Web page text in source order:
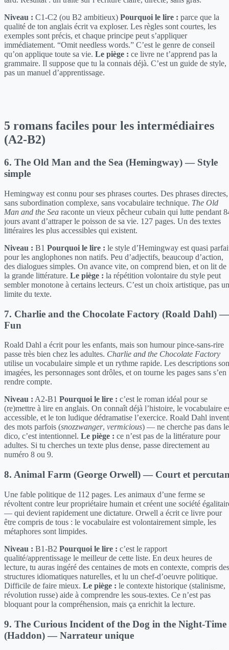
Niveau : C1-C2 (ou B2 ambitieux) Pourquoi le lire : parce que la
qualité de ton anglais écrit va exploser. Les règles sont courtes, les
exemples sont précis, et chaque principe peut s’appliquer
immédiatement. “Omit needless words.” C’est le genre de conseil
qu’on applique toute sa vie. Le piège : ce livre ne t’apprend pas la
grammaire. Il suppose que tu la connais déjà. C’est un guide de style,
pas un manuel d’apprentissage.
5 romans faciles pour les intermédiaires
(A2-B2)
6. The Old Man and the Sea (Hemingway) — Style
simple
Hemingway est connu pour ses phrases courtes. Des phrases directes,
sans subordination complexe, sans vocabulaire technique. The Old
Man and the Sea raconte un vieux pêcheur cubain qui lutte pendant
jours avant d’attraper le poisson de sa vie. 127 pages. Un des textes
littéraires les plus accessibles qui existent.
Niveau : B1 Pourquoi le lire : le style d’Hemingway est quasi
pour les anglophones non natifs. Peu d’adjectifs, beaucoup d’action,
des dialogues simples. On avance vite, on comprend bien, et on lit de
la grande littérature. Le piège : la répétition volontaire du style peut
sembler monotone à certains lecteurs. C’est un choix artistique, pas
limite du texte.
7. Charlie and the Chocolate Factory (Roald Dahl) —
Fun
Roald Dahl a écrit pour les enfants, mais son humour pince-sans-rire
passe très bien chez les adultes. Charlie and the Chocolate Factory
utilise un vocabulaire simple et un rythme rapide. Les descriptions
imagées, les personnages sont drôles, et on tourne les pages sans s’en
rendre compte.
Niveau : A2-B1 Pourquoi le lire : c’est le roman idéal pour se
(re)mettre à lire en anglais. On connaît déjà l’histoire, le vocabulaire
accessible, et le ton ludique dédramatise l’exercice. Roald Dahl
des mots parfois (snozzwanger, vermicious) — ne cherche pas dans le
dico, c’est intentionnel. Le piège : ce n’est pas de la littérature pour
adultes. Si tu cherches un texte plus dense, passe directement au
numéro 8 ou 9.
8. Animal Farm (George Orwell) — Court et
Une fable politique de 112 pages. Les animaux d’une ferme se
révoltent contre leur propriétaire humain et créent une société
— qui devient rapidement une dictature. Orwell a écrit ce livre pour
être compris de tous : le vocabulaire est volontairement simple, les
métaphores sont limpides.
Niveau : B1-B2 Pourquoi le lire : c’est le rapport
qualité/apprentissage le meilleur de cette liste. En deux heures de
lecture, tu auras ingéré des centaines de mots en contexte, compris des
structures idiomatiques naturelles, et lu un chef-d’oeuvre politique.
Difficile de faire mieux. Le piège : le contexte historique (stalinisme,
révolution russe) aide à comprendre les sous-textes. Ce n’est pas
bloquant pour la compréhension, mais ça enrichit la lecture.
9. The Curious Incident of the Dog in the Night-Time
(Haddon) — Narrateur unique